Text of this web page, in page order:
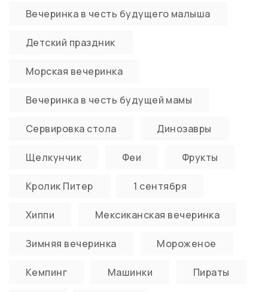
Вечеринка в честь будущего малыша
Детский праздник
Морская вечеринка
Вечеринка в честь будущей мамы
Сервировка стола Динозавры
Щелкунчик Феи Фрукты
Кролик Питер 1 сентября
Хиппи Мексиканская вечеринка
Зимняя вечеринка Мороженое
Кемпинг Машинки Пираты